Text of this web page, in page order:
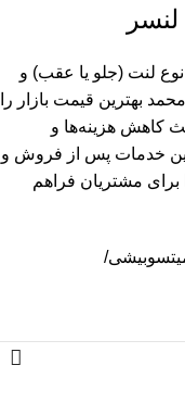
لنت (جلو یا عقب) و
بهترین قیمت بازار را
کاهش هزینه‌ها و
خدمات پس از فروش و
مشتریان فراهم